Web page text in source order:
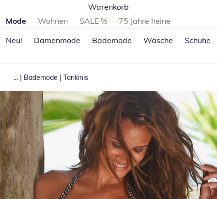
Warenkorb
Produktkategorien überspringen
Mode Wohnen SALE %
75 Jahre heine
Neu!
Damenmode Bademode Wäsche Schuhe
... | Bademode | Tankinis